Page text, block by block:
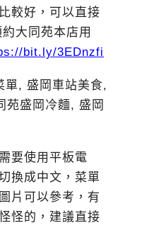
較好，可以直接
大同苑本店用
bit.ly/3EDnzfi
要使用平板電
換成中文，菜單
片可以參考，有
怪的，建議直接